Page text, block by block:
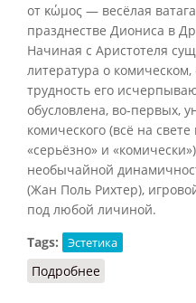
от κώμος — весёлая
празднестве Диониса в
Начиная с Аристотеля
литература о
трудность его
обусловлена, во-первых,
комического (всё на
«серьёзно» и
необычайной
(Жан Поль Рихтер),
под любой личиной.
Tags:
Эстетика
Подробнее